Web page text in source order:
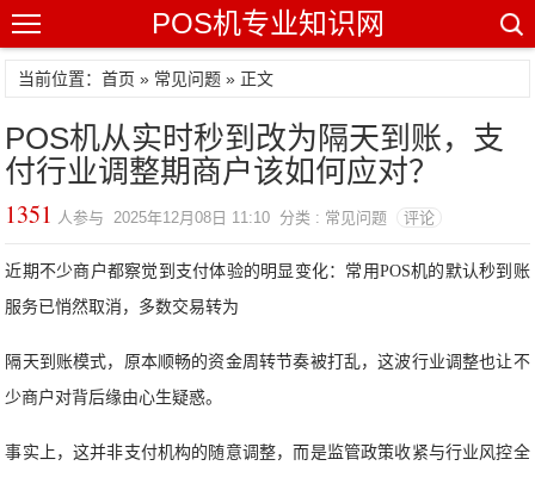
POS机专业知识网
当前位置：首页 » 常见问题 » 正文
POS机从实时秒到改为隔天到账，支
付行业调整期商户该如何应对？
1351 人参与 2025年12月08日 11:10 分类 : 常见问题 评论
近期不少商户都察觉到支付体验的明显变化：常用POS机的默认秒到账
服务已悄然取消，多数交易转为
隔天到账模式，原本顺畅的资金周转节奏被打乱，这波行业调整也让不
少商户对背后缘由心生疑惑。
事实上，这并非支付机构的随意调整，而是监管政策收紧与行业风控全